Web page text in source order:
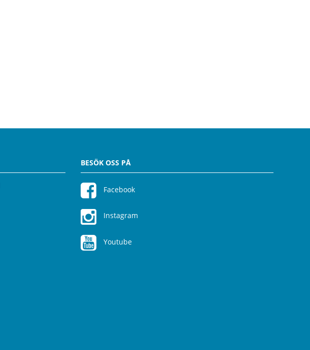
BESÖK OSS PÅ
Facebook
Instagram
Youtube